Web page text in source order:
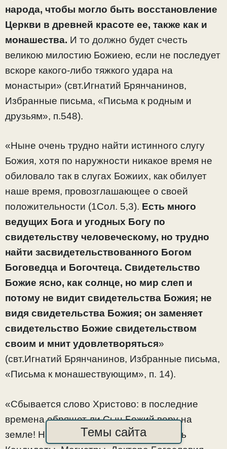
народа, чтобы могло быть восстановление
Церкви в древней красоте ее, также как и
монашества. И то должно будет счесть
великою милостию Божиею, если не последует
вскоре какого-либо тяжкого удара на
монастыри» (свт.Игнатий Брянчанинов,
Избранные письма, «Письма к родным и
друзьям», п.548).
«Ныне очень трудно найти истинного слугу
Божия, хотя по наружности никакое время не
обиловало так в слугах Божиих, как обилует
наше время, провозглашающее о своей
положительности (1Сол. 5,3). Есть много
ведущих Бога и угодных Богу по
свидетельству человеческому, но трудно
найти засвидетельствованного Богом
Боговедца и Богочтеца. Свидетельство
Божие ясно, как солнце, но мир слеп и
потому не видит свидетельства Божия; не
видя свидетельства Божия; он заменяет
свидетельство Божие свидетельством
своим и мнит удовлетворяться»
(свт.Игнатий Брянчанинов, Избранные письма,
«Письма к монашествующим», п. 14).
«Сбывается слово Христово: в последние
времена обрящет ли Сын Божий веру на
земле! Науки есть, Академии есть, есть
Темы сайта